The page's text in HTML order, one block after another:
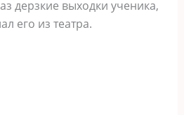
дерзкие выходки ученика,
его из театра.